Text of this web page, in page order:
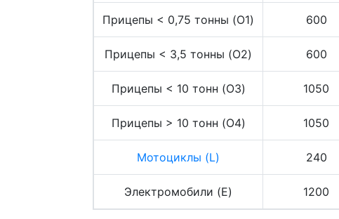
Прицепы < 0,75 тонны (O1) 600
Прицепы < 3,5 тонны (O2) 600
Прицепы < 10 тонн (O3) 1050
Прицепы > 10 тонн (O4) 1050
Мотоциклы (L) 240
Электромобили (E) 1200